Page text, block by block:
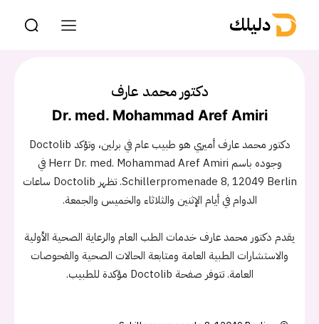
دليلك
دكتور محمد عارف
Dr. med. Mohammad Aref Amiri
دكتور محمد عارف أميري هو طبيب عام في برلين، وتؤكد Doctolib
وجوده باسم Herr Dr. med. Mohammad Aref Amiri في
Schillerpromenade 8, 12049 Berlin. تظهر Doctolib ساعات
الدوام في أيام الإثنين والثلاثاء والخميس والجمعة.
يقدم دكتور محمد عارف خدمات الطب العام والرعاية الصحية الأولية
والاستشارات الطبية العامة ومتابعة الحالات الصحية والفحوصات
العامة. تتوفر صفحة Doctolib مؤكدة للطبيب.